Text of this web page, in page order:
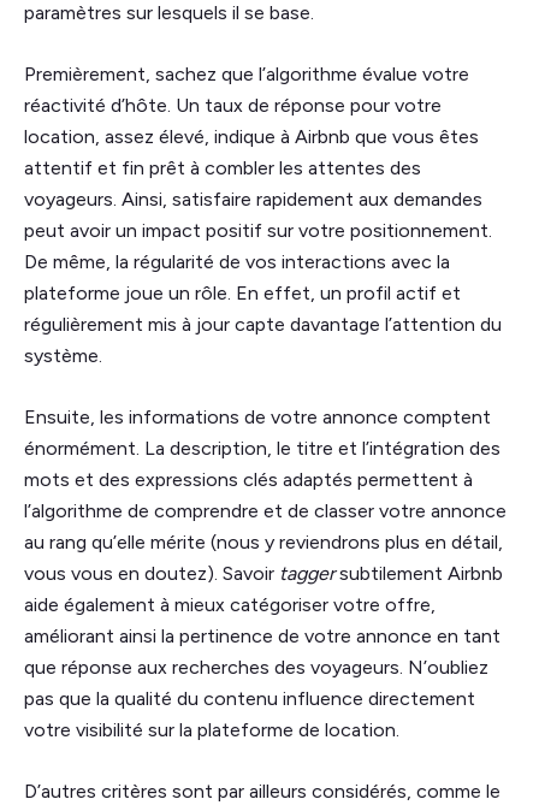
paramètres sur lesquels il se base.
Premièrement, sachez que l’algorithme évalue votre
réactivité d’hôte. Un taux de réponse pour votre
location, assez élevé, indique à Airbnb que vous êtes
attentif et fin prêt à combler les attentes des
voyageurs. Ainsi, satisfaire rapidement aux demandes
peut avoir un impact positif sur votre positionnement.
De même, la régularité de vos interactions avec la
plateforme joue un rôle. En effet, un profil actif et
régulièrement mis à jour capte davantage l’attention du
système.
Ensuite, les informations de votre annonce comptent
énormément. La description, le titre et l’intégration des
mots et des expressions clés adaptés permettent à
l’algorithme de comprendre et de classer votre annonce
au rang qu’elle mérite (nous y reviendrons plus en détail,
vous vous en doutez). Savoir taggersubtilement Airbnb
aide également à mieux catégoriser votre offre,
améliorant ainsi la pertinence de votre annonce en tant
que réponse aux recherches des voyageurs. N’oubliez
pas que la qualité du contenu influence directement
votre visibilité sur la plateforme de location.
D’autres critères sont par ailleurs considérés, comme le